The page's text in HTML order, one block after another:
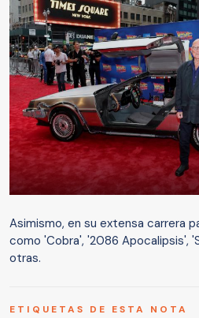
Asimismo, en su extensa carrera
como 'Cobra', '2086 Apocalipsis',
otras.
ETIQUETAS DE ESTA NOTA